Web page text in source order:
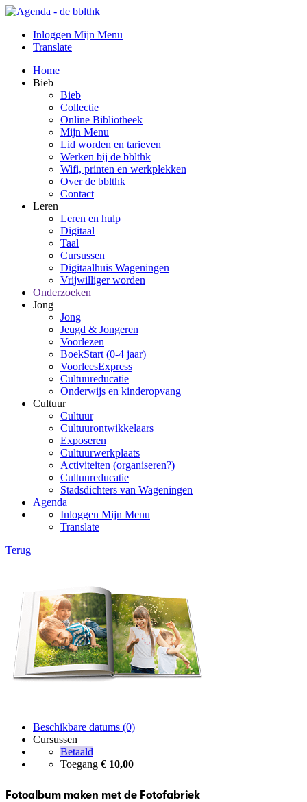
Inloggen Mijn Menu
Translate
Home
Bieb
Bieb
Collectie
Online Bibliotheek
Mijn Menu
Lid worden en tarieven
Werken bij de bblthk
Wifi, printen en werkplekken
Over de bblthk
Contact
Leren
Leren en hulp
Digitaal
Taal
Cursussen
Digitaalhuis Wageningen
Vrijwilliger worden
Onderzoeken
Jong
Jong
Jeugd & Jongeren
Voorlezen
BoekStart (0-4 jaar)
VoorleesExpress
Cultuureducatie
Onderwijs en kinderopvang
Cultuur
Cultuur
Cultuurontwikkelaars
Exposeren
Cultuurwerkplaats
Activiteiten (organiseren?)
Cultuureducatie
Stadsdichters van Wageningen
Agenda
Inloggen Mijn Menu
Translate
Terug
Beschikbare datums (0)
Cursussen
Betaald
Toegang € 10,00
Fotoalbum maken met de Fotofabriek